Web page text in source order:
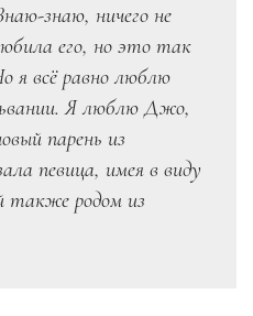
знаю, ничего не
его, но это так
я всё равно люблю
Я люблю Джо,
парень из
певица, имея в виду
родом из